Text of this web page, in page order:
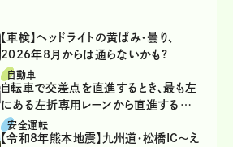
【車検】ヘッドライトの黄ばみ・曇り、
2026年8月からは通らないかも?
自動車
自転車で交差点を直進するとき、最も左
にある左折専用レーンから直進するの
は、違反？
安全運転
【令和8年熊本地震】九州道・松橋IC～え